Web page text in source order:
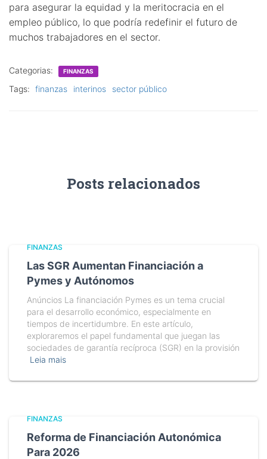
para asegurar la equidad y la meritocracia en el
empleo público, lo que podría redefinir el futuro de
muchos trabajadores en el sector.
Categorias: FINANZAS
Tags: finanzas interinos sector público
Posts relacionados
FINANZAS
Las SGR Aumentan Financiación a
Pymes y Autónomos
Anúncios La financiación Pymes es un tema crucial
para el desarrollo económico, especialmente en
tiempos de incertidumbre. En este artículo,
exploraremos el papel fundamental que juegan las
sociedades de garantía recíproca (SGR) en la provisión
Leia mais
FINANZAS
Reforma de Financiación Autonómica
Para 2026